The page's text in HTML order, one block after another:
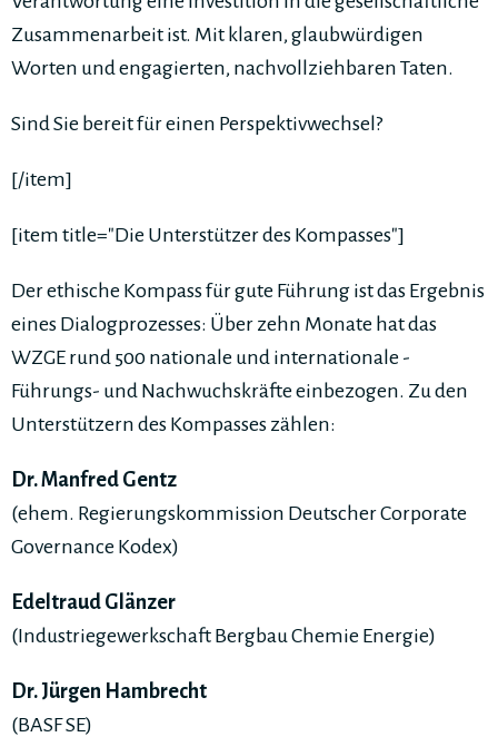
Zusammenarbeit ist. Mit klaren, glaubwürdigen
Worten und engagierten, nachvollziehbaren Taten.
Sind Sie bereit für einen Perspektivwechsel?
[/item]
[item title="Die Unterstützer des Kompasses"]
Der ethische Kompass für gute Führung ist das Er­gebnis
eines Dialogprozesses: Über zehn Monate hat das
WZGE rund 500 nationale und internationale ­
Führungs- und Nachwuchskräfte einbezogen. Zu den
Unterstützern des Kompasses zählen:
Dr. Manfred Gentz
(ehem. Regierungskommission ­Deutscher Corporate
Governance Kodex)
Edeltraud Glänzer
(Industriegewerkschaft Bergbau ­­­­Chemie Energie)
Dr. Jürgen Hambrecht
(BASF SE)